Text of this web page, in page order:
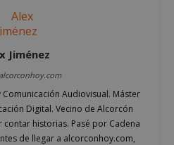
Jiménez
Audiovisual. Máster
Digital. Vecino de Alcorcón
historias. Pasé por Cadena
de llegar a alcorconhoy.com,
Spotify Inc.